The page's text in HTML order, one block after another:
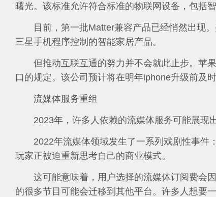
曙光。该标准允许符合标准的物联网设备，包括
目前，第一批Matter兼容产品已经悄然出现
三星手机程序控制的智能家居产品。
但推动互联互通的努力并不会就此止步。苹
口的规定。该公司预计将在明年iphone升级前及
流媒体服务重组
2023年，许多人依赖的流媒体服务可能展现
2022年流媒体领域发生了一系列戏剧性事件
玩家正被迫重新思考自己的商业模式。
这可能意味着，用户选择的流媒体订阅费会
的很多节目可能会迁移到其他平台。许多人想要